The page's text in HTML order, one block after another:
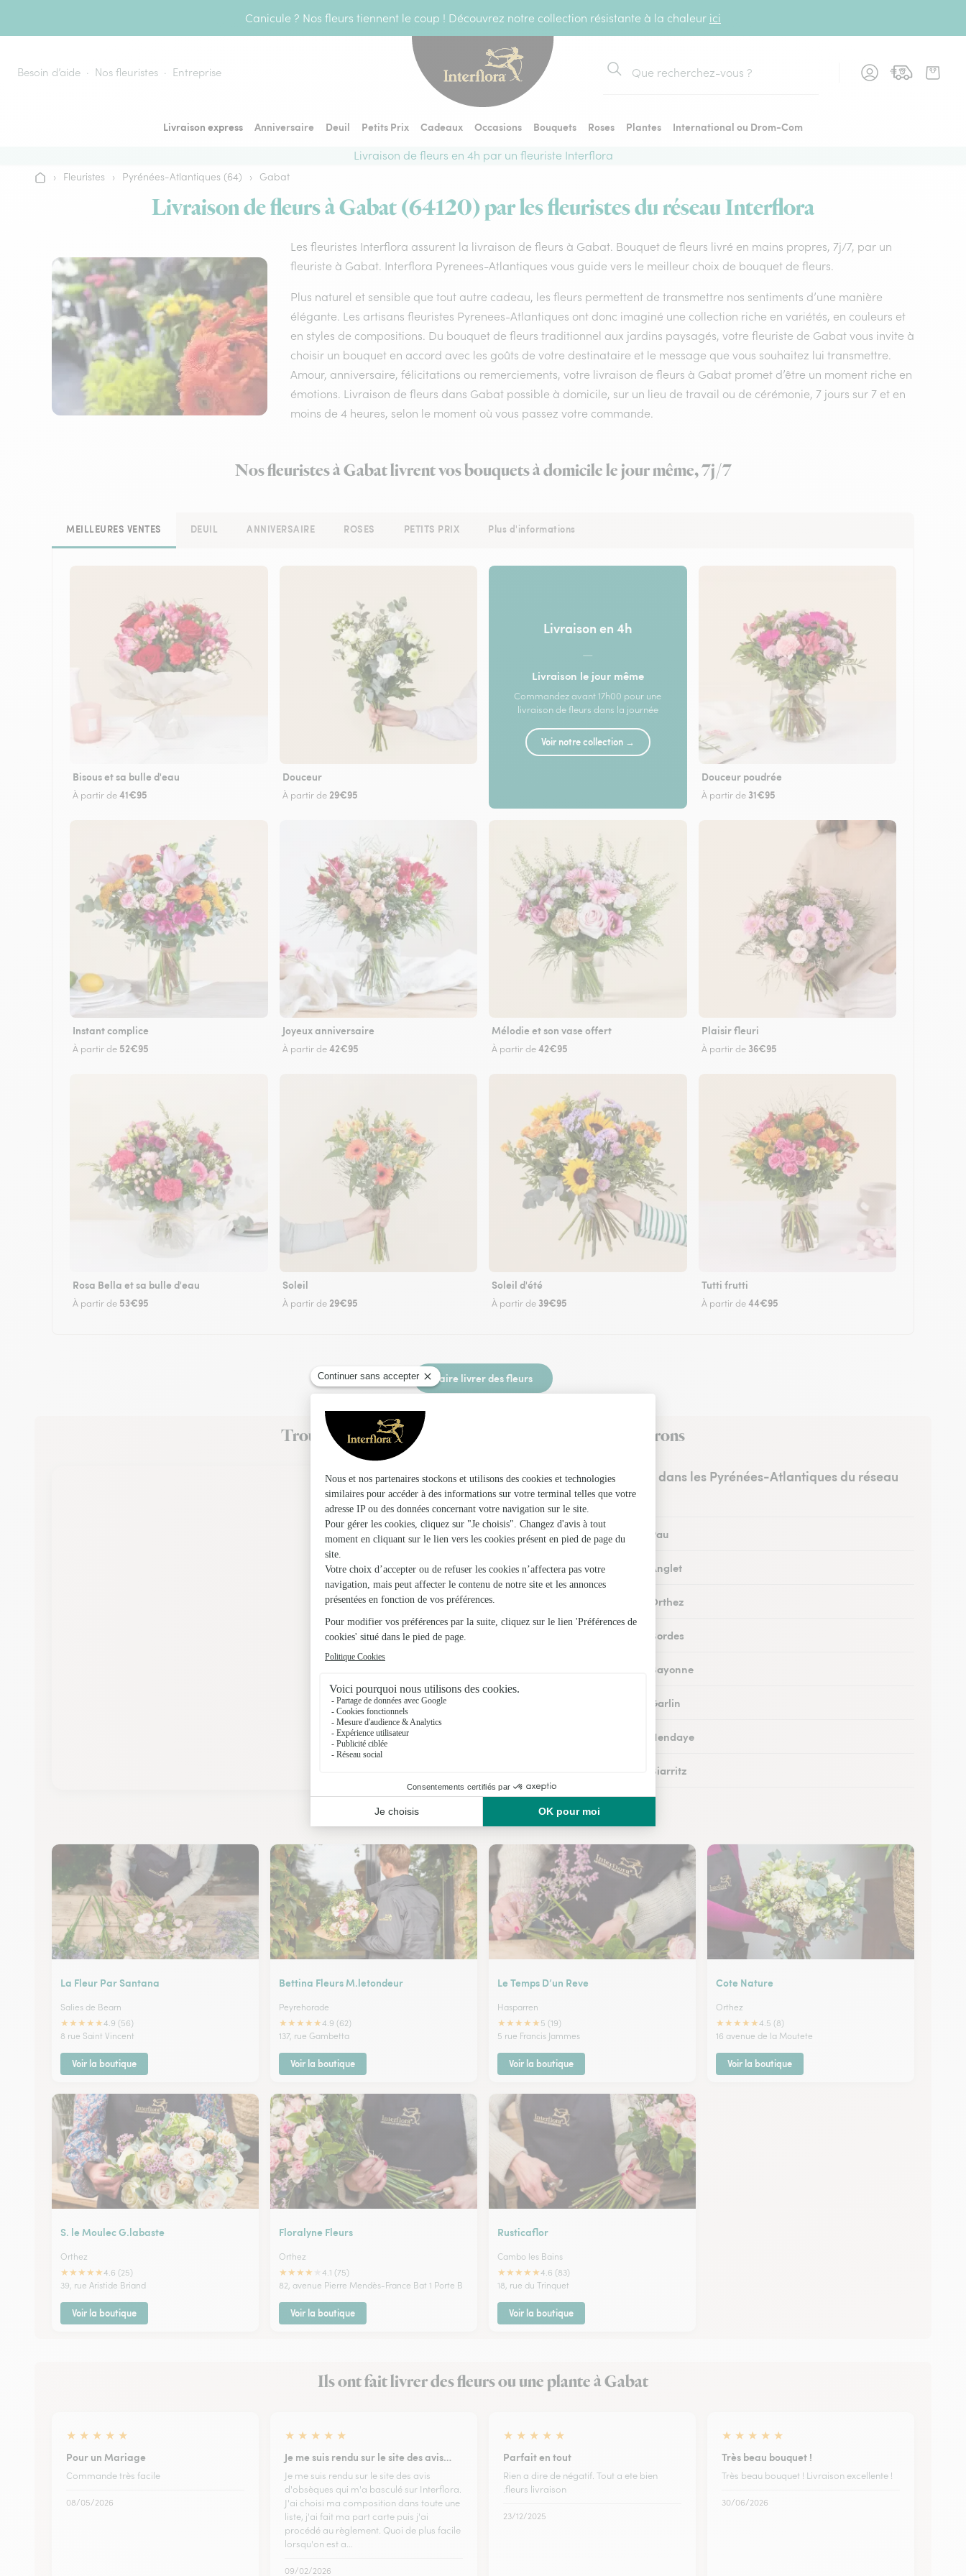
Canicule ? Nos fleurs tiennent le coup ! Découvrez notre collection résistante à la chaleur ici
Besoin d’aide Nos fleuristes Entreprise
Rechercher
Livraison express Anniversaire Deuil Petits Prix Cadeaux Occasions Bouquets Roses Plantes
International ou Drom-Com
Livraison de fleurs en 4h par un fleuriste Interflora
Accueil
› Fleuristes › Pyrénées-Atlantiques (64) › Gabat
Livraison de fleurs à Gabat (64120) par les fleuristes du réseau Interflora
Les fleuristes Interflora assurent la livraison de fleurs à Gabat. Bouquet de fleurs livré en mains propres, 7j/7, par un
fleuriste à Gabat. Interflora Pyrenees-Atlantiques vous guide vers le meilleur choix de bouquet de fleurs.
Plus naturel et sensible que tout autre cadeau, les fleurs permettent de transmettre nos sentiments d’une manière
élégante. Les artisans fleuristes Pyrenees-Atlantiques ont donc imaginé une collection riche en variétés, en couleurs et
en styles de compositions. Du bouquet de fleurs traditionnel aux jardins paysagés, votre fleuriste de Gabat vous invite à
choisir un bouquet en accord avec les goûts de votre destinataire et le message que vous souhaitez lui transmettre.
Amour, anniversaire, félicitations ou remerciements, votre livraison de fleurs à Gabat promet d’être un moment riche en
émotions. Livraison de fleurs dans Gabat possible à domicile, sur un lieu de travail ou de cérémonie, 7 jours sur 7 et en
moins de 4 heures, selon le moment où vous passez votre commande.
Nos fleuristes à Gabat livrent vos bouquets à domicile le jour même, 7j/7
MEILLEURES VENTES DEUIL ANNIVERSAIRE ROSES PETITS PRIX Plus d'informations
Bisous et sa bulle d'eau
À partir de41€95
Douceur
À partir de 29€95
Livraison en 4h
—
Livraison le jour même
Commandez avant 17h00 pour une
livraison de fleurs dans la journée
Voir notre collection →
Douceur poudrée
À partir de 31€95
Instant complice
À partir de 52€95
Joyeux anniversaire
À partir de42€95
Mélodie et son vase offert
À partir de42€95
Plaisir fleuri
À partir de 36€95
Rosa Bella et sa bulle d'eau
À partir de 53€95
Soleil
À partir de 29€95
Soleil d'été
À partir de 39€95
Tutti frutti
À partir de44€95
Faire livrer des fleurs
Trouvez un fleuriste Interflora à Gabat et dans ses environs
Les fleuristes dans les Pyrénées-Atlantiques du réseau
Interflora
Fleuristes à Pau
Fleuristes à Anglet
Fleuristes à Orthez
Fleuristes à Bordes
Fleuristes à Bayonne
Fleuristes à Garlin
Fleuristes à Hendaye
Fleuristes à Biarritz
Nos fleuristes à Gabat
La Fleur Par Santana
Salies de Bearn
★★★★★4.9 (56)
8 rue Saint Vincent
Voir la boutique
Bettina Fleurs M.letondeur
Peyrehorade
★★★★★4.9 (62)
137, rue Gambetta
Voir la boutique
Le Temps D’un Reve
Hasparren
★★★★★ 5 (19)
5 rue Francis Jammes
Voir la boutique
Cote Nature
Orthez
★★★★★4.5 (8)
16 avenue de la Moutete
Voir la boutique
S. le Moulec G.labaste
Orthez
★★★★★4.6 (25)
39, rue Aristide Briand
Voir la boutique
Floralyne Fleurs
Orthez
★★★★
4.1 (75)
82, avenue Pierre Mendès-France Bat 1 Porte B
Voir la boutique
Rusticaflor
Cambo les Bains
★★★★★4.6 (83)
18, rue du Trinquet
Voir la boutique
Ils ont fait livrer des fleurs ou une plante à Gabat
★ ★ ★ ★ ★
Pour un Mariage
Commande très facile
08/05/2026
★ ★ ★ ★ ★
Je me suis rendu sur le site des avis…
Je me suis rendu sur le site des avis
d'obsèques qui m'a basculé sur Interflora.
J'ai choisi ma composition dans toute une
liste, j'ai fait ma part carte puis j'ai
procédé au règlement. Quoi de plus facile
lorsqu'on est a…
09/02/2026
★ ★ ★ ★ ★
Parfait en tout
Rien a dire de négatif. Tout a ete bien
.fleurs livraison
23/12/2025
★ ★ ★ ★ ★
Très beau bouquet !
Très beau bouquet ! Livraison excellente !
30/06/2026